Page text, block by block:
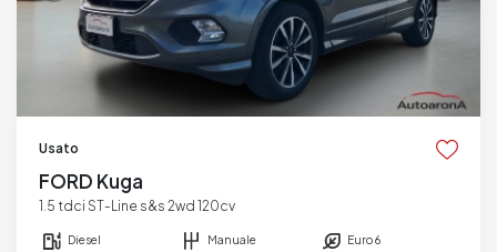
Usato
FORD Kuga
1.5 tdci ST-Line s&s 2wd 120cv
Diesel Manuale Euro 6